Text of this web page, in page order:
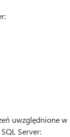
uwzględnione w
Server: